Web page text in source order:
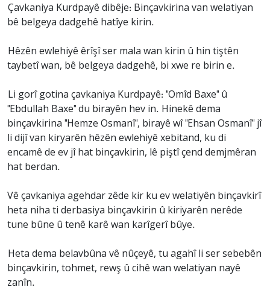
Çavkaniya Kurdpayê dibêje: Binçavkirina van welatiyan
bê belgeya dadgehê hatîye kirin.
Hêzên ewlehiyê êrîşî ser mala wan kirin û hin tiştên
taybetî wan, bê belgeya dadgehê, bi xwe re birin e.
Li gorî gotina çavkaniya Kurdpayê: "Omîd Baxe" û
"Ebdullah Baxe" du birayên hev in. Hinekê dema
binçavkirina "Hemze Osmanî", birayê wî "Ehsan Osmanî" jî
li dijî van kiryarên hêzên ewlehiyê xebitand, ku di
encamê de ev jî hat binçavkirin, lê piştî çend demjmêran
hat berdan.
Vê çavkaniya agehdar zêde kir ku ev welatiyên binçavkirî
heta niha ti derbasiya binçavkirin û kiriyarên nerêde
tune bûne û tenê karê wan karîgerî bûye.
Heta dema belavbûna vê nûçeyê, tu agahî li ser sebebên
binçavkirin, tohmet, rewş û cihê wan welatiyan nayê
zanîn.